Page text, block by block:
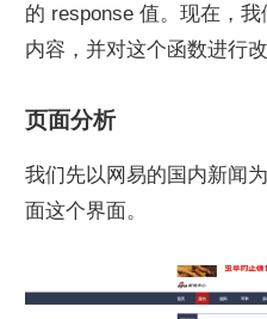
的 response 值。现在，
内容，并对这个函数进行改
页面分析
我们先以网易的国内新闻
面这个界面。